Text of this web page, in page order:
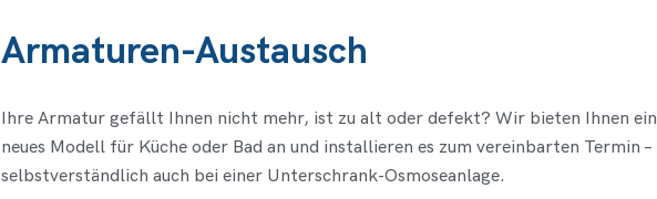
Armaturen-Austausch
Ihre Armatur gefällt Ihnen nicht mehr, ist zu alt oder defekt? Wir bieten Ihnen ein
neues Modell für Küche oder Bad an und installieren es zum vereinbarten Termin –
selbstverständlich auch bei einer Unterschrank-Osmoseanlage.